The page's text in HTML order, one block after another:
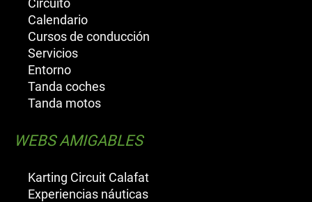
Circuito
Calendario
Cursos de conducción
Servicios
Entorno
Tanda coches
Tanda motos
WEBS AMIGABLES
Karting Circuit Calafat
Experiencias náuticas